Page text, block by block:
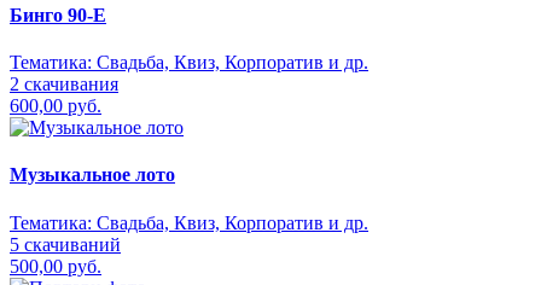
Бинго 90-Е
Тематика: Свадьба, Квиз, Корпоратив и др.
2 скачивания
600,00 руб.
Музыкальное лото
Тематика: Свадьба, Квиз, Корпоратив и др.
5 скачиваний
500,00 руб.